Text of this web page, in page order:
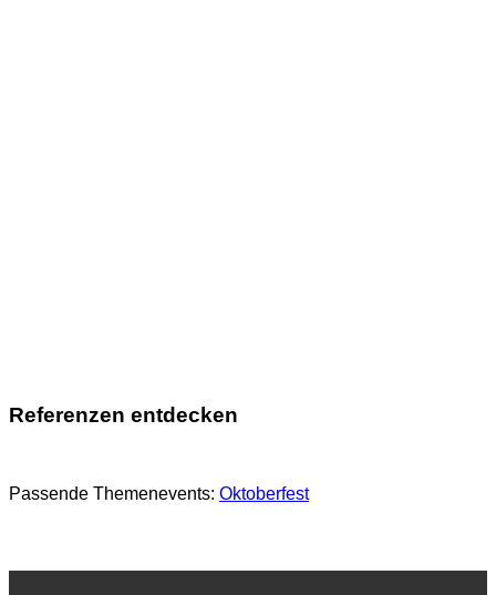
Referenzen entdecken
Passende Themenevents: Oktoberfest